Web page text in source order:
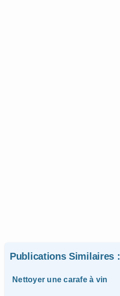
Publications Similaires :
Nettoyer une carafe à vin